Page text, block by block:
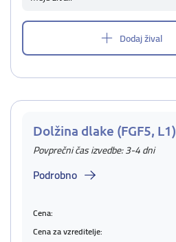
Dodaj žival
Dolžina dlake (FGF5, L1)
Povprečni čas izvedbe: 3-4 dni
Podrobno
Cena:
Cena za vzreditelje: